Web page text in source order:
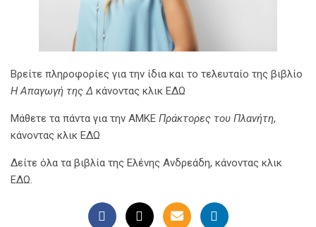
Βρείτε πληροφορίες για την ίδια και το τελευταίο της βιβλίο
Η Απαγωγή της Δ κάνοντας κλικ ΕΔΩ
Μάθετε τα πάντα για την ΑΜΚΕ Πράκτορες του Πλανήτη,
κάνοντας κλικ ΕΔΩ
Δείτε όλα τα βιβλία της Ελένης Ανδρεάδη, κάνοντας κλικ
ΕΔΩ.